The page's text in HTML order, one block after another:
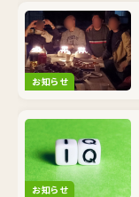
お知らせ
お知らせ